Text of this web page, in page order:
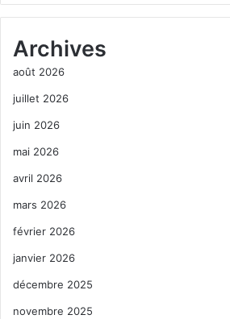
Archives
août 2026
juillet 2026
juin 2026
mai 2026
avril 2026
mars 2026
février 2026
janvier 2026
décembre 2025
novembre 2025